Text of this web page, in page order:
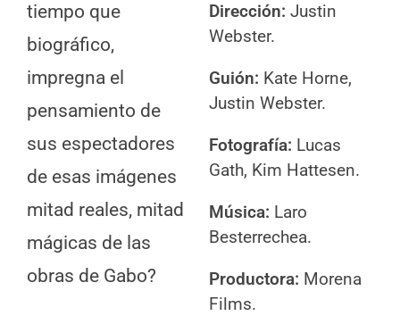
tiempo que
biográfico,
impregna el
pensamiento de
sus espectadores
de esas imágenes
mitad reales, mitad
mágicas de las
obras de Gabo?
Dirección: Justin
Webster.
Guión: Kate Horne,
Justin Webster.
Fotografía: Lucas
Gath, Kim Hattesen.
Música: Laro
Besterrechea.
Productora: Morena
Films.